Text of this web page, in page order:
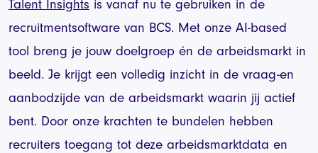
Talent Insights is vanaf nu te gebruiken in de
recruitmentsoftware van BCS. Met onze AI-based
tool breng je jouw doelgroep én de arbeidsmarkt in
beeld. Je krijgt een volledig inzicht in de vraag-en
aanbodzijde van de arbeidsmarkt waarin jij actief
bent. Door onze krachten te bundelen hebben
recruiters toegang tot deze arbeidsmarktdata en